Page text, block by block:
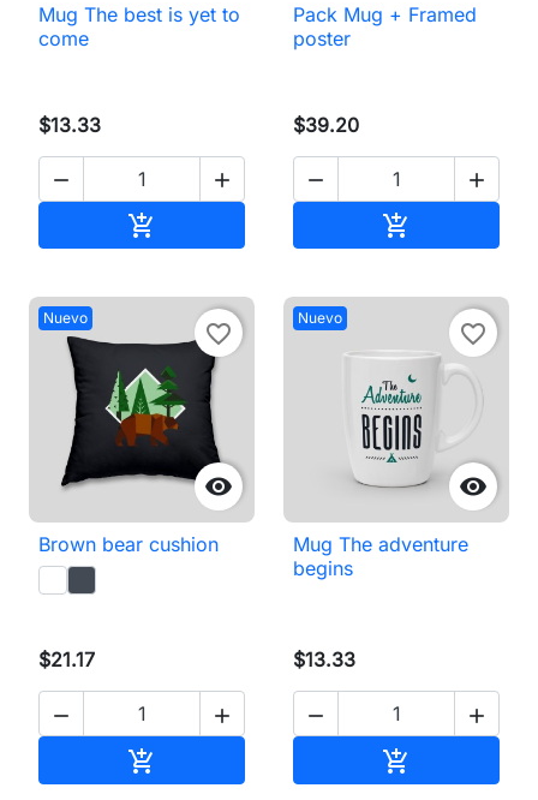
Mug The best is yet to
come
$13.33
 

Pack Mug + Framed
poster
$39.20
 

Nuevo

favorite_border
Brown bear cushion
$21.17
 

Nuevo

favorite_border
Mug The adventure
begins
$13.33
 
